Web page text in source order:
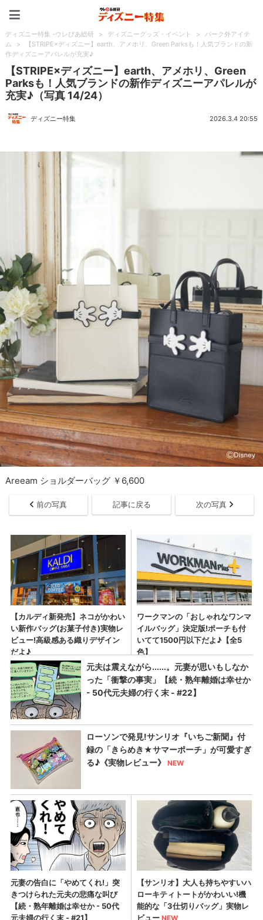
ディズニー特集 -ウレぴあ総研 > ディズニーグッズ・イベント >
パーク外アイテ
ム
>
【STRIPE×ディズニー】earth、アメホリ、Green Parksも！人気ブランドの新
作ディズニーアパレルが充実♪
【STRIPE×ディズニー】earth、アメホリ、Green
Parksも！人気ブランドの新作ディズニーアパレルが
充実♪（写真 14/24）
ディズニー特集 2026.3.4 20:55
Areeam ショルダーバッグ ￥6,600
前の写真 記事に戻る 次の写真